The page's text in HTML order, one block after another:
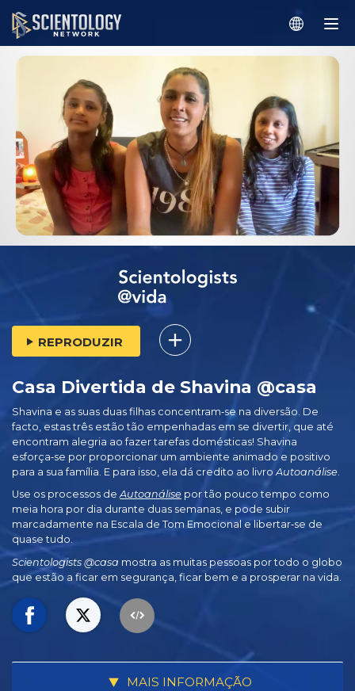
REPRODUZIR
Casa Divertida de Shavina @casa
Shavina e as suas duas filhas concentram‑se na diversão. De
facto, estas três estão tão empenhadas em se divertir, que até
encontram alegria ao fazer tarefas domésticas! Shavina
esforça‑se por proporcionar um ambiente animado e positivo
para a sua família. E para isso, ela dá credito ao livro Autoanálise
Use os processos deAutoanálise por tão pouco tempo como
meia hora por dia durante duas semanas, e pode subir
marcadamente na Escala de Tom Emocional e libertar‑se de
quase tudo.
Scientologists @casa mostra as muitas pessoas por todo o globo
que estão a ficar em segurança, ficar bem e a prosperar na vida.
MAIS INFORMAÇÃO